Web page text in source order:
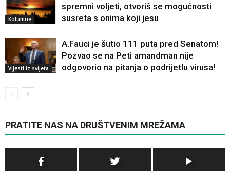
Kolumne
spremni voljeti, otvoriš se mogućnosti
susreta s onima koji jesu
Vijesti iz svijeta
A.Fauci je šutio 111 puta pred Senatom!
Pozvao se na Peti amandman nije
odgovorio na pitanja o podrijetlu virusa!
PRATITE NAS NA DRUŠTVENIM MREŽAMA